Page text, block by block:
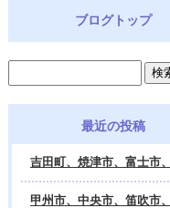
ブログトップ
最近の投稿